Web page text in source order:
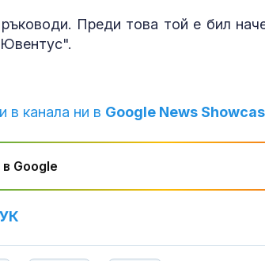
Преди това той е бил
в канала ни в Google News
Google